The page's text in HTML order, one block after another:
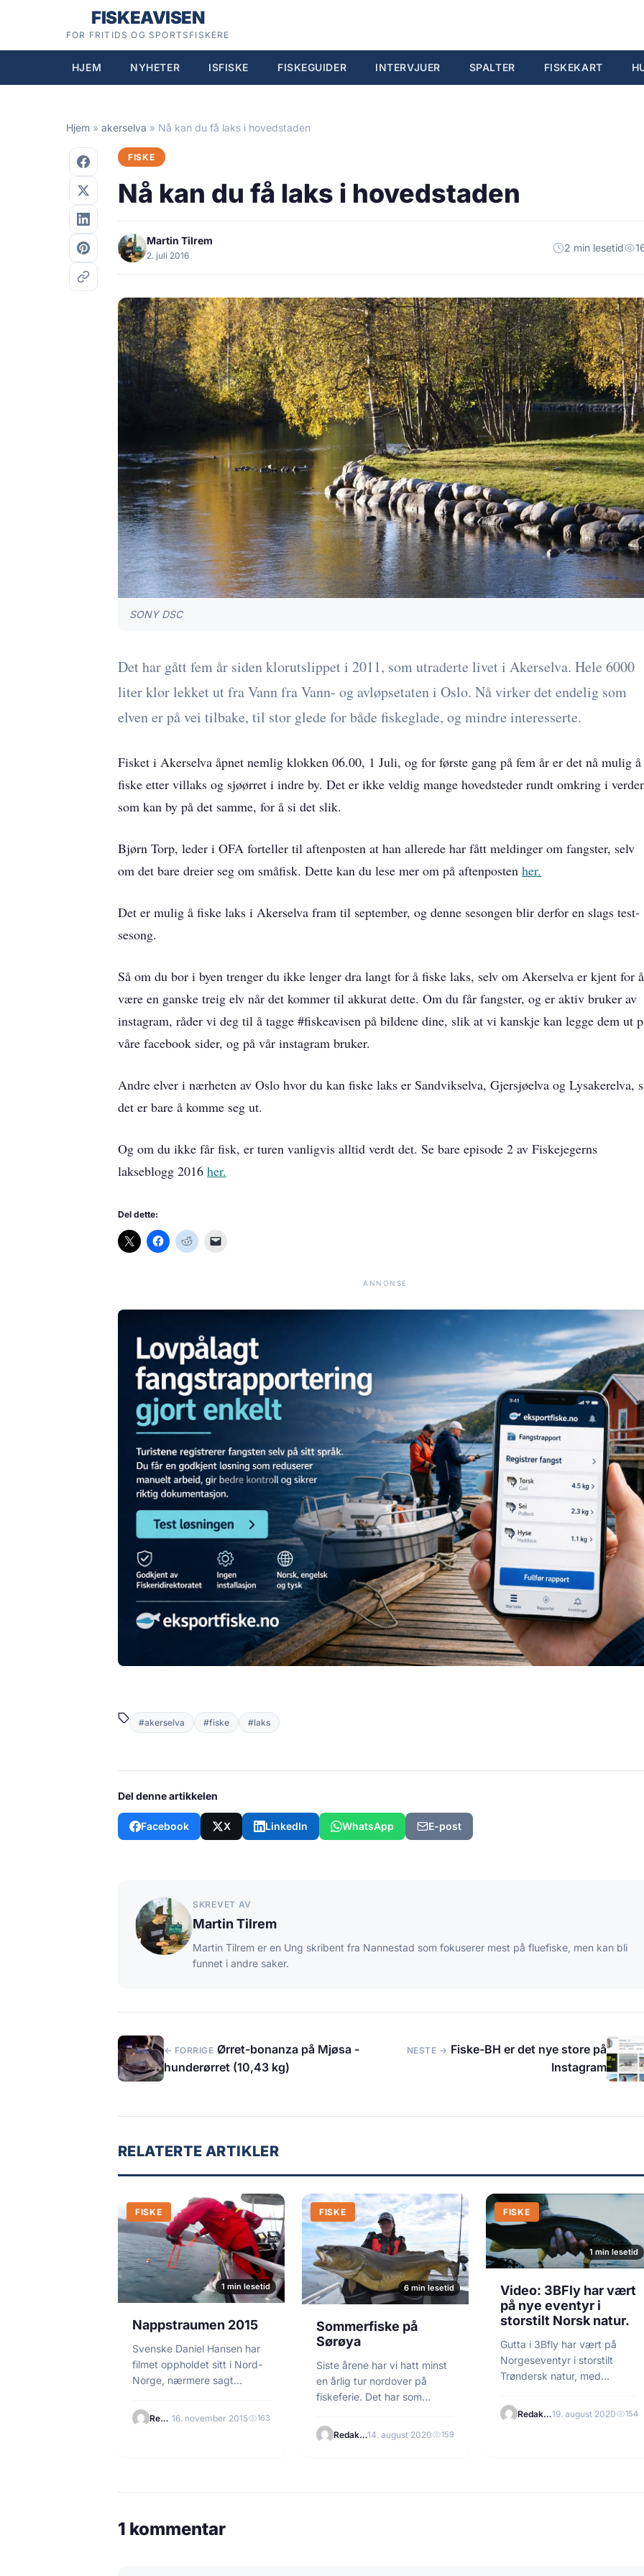
FISKEAVISEN
FOR FRITIDS OG SPORTSFISKERE
HJEM NYHETER ISFISKE FISKEGUIDER INTERVJUER SPALTER FISKEKART
Hjem » akerselva » Nå kan du få laks i hovedstaden
FISKE
Nå kan du få laks i hovedstaden
Martin Tilrem
2. juli 2016
2 min lesetid
SONY DSC
Det har gått fem år siden klorutslippet i 2011, som utraderte livet i Akerselva. Hele 6000
liter klor lekket ut fra Vann fra Vann- og avløpsetaten i Oslo. Nå virker det endelig som
elven er på vei tilbake, til stor glede for både fiskeglade, og mindre interesserte.
Fisket i Akerselva åpnet nemlig klokken 06.00, 1 Juli, og for første gang på fem år er det nå mulig å
fiske etter villaks og sjøørret i indre by. Det er ikke veldig mange hovedsteder rundt omkring i
som kan by på det samme, for å si det slik.
Bjørn Torp, leder i OFA forteller til aftenposten at han allerede har fått meldinger om fangster, selv
om det bare dreier seg om småfisk. Dette kan du lese mer om på aftenposten her.
Det er mulig å fiske laks i Akerselva fram til september, og denne sesongen blir derfor en slags test-
sesong.
Så om du bor i byen trenger du ikke lenger dra langt for å fiske laks, selv om Akerselva er kjent for å
være en ganske treig elv når det kommer til akkurat dette. Om du får fangster, og er aktiv bruker av
instagram, råder vi deg til å tagge #fiskeavisen på bildene dine, slik at vi kanskje kan legge dem ut
våre facebook sider, og på vår instagram bruker.
Andre elver i nærheten av Oslo hvor du kan fiske laks er Sandvikselva, Gjersjøelva og Lysakerelva,
det er bare å komme seg ut.
Og om du ikke får fisk, er turen vanligvis alltid verdt det. Se bare episode 2 av Fiskejegerns
lakseblogg 2016 her.
Del dette:
ANNONSE
#akerselva #fiske #laks
Del denne artikkelen
Facebook X LinkedIn WhatsApp E-post
SKREVET AV
Martin Tilrem
Martin Tilrem er en Ung skribent fra Nannestad som fokuserer mest på fluefiske, men kan bli
funnet i andre saker.
← FORRIGE Ørret-bonanza på Mjøsa -
hunderørret (10,43 kg)
NESTE → Fiske-BH er det nye store på
Instagram
RELATERTE ARTIKLER
FISKE
1 min lesetid
Nappstraumen 2015
Svenske Daniel Hansen har
filmet oppholdet sitt i Nord-
Norge, nærmere sagt
Disse svenske karene får…
Redaksjonen 16. november 2015 163
FISKE
6 min lesetid
Sommerfiske på
Sørøya
Siste årene har vi hatt minst
en årlig tur nordover på
fiskeferie. Det har som
Redaksjonen14. august 2020 159
FISKE
1 min lesetid
Video: 3BFly har vært
på nye eventyr i
storstilt Norsk natur.
Gutta i 3Bfly har vært på
Norgeseventyr i storstilt
Trøndersk natur, med
på…
Redaksjonen19. august 2020 154
1 kommentar